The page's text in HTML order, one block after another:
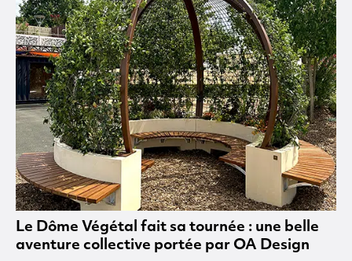
Le Dôme Végétal fait sa tournée : une belle
aventure collective portée par OA Design